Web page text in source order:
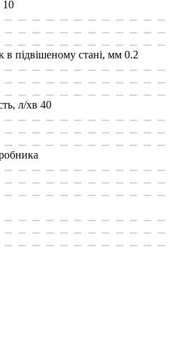
10
в підвішеному стані, мм 0.2
л/хв 40